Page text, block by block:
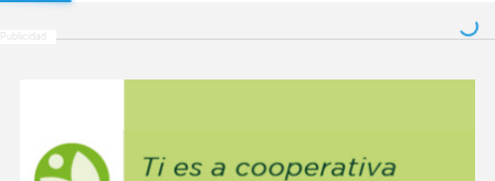
Salto a contenido